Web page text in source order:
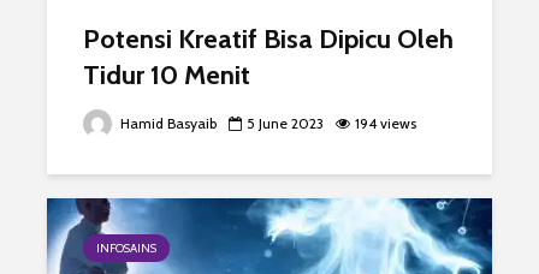
Potensi Kreatif Bisa Dipicu Oleh
Tidur 10 Menit
Hamid Basyaib 5 June 2023 194 views
INFOSAINS